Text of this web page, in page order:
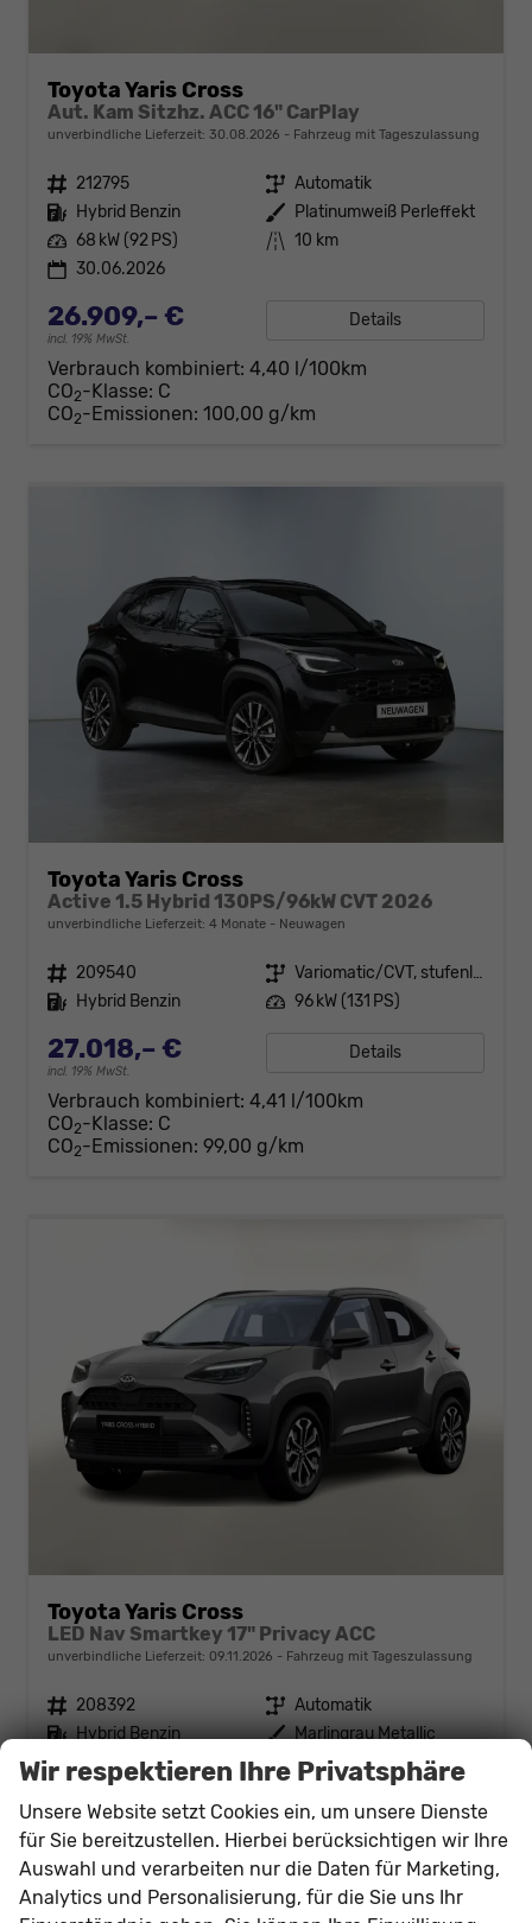
Toyota Yaris Cross
Aut. Kam Sitzhz. ACC 16" CarPlay
unverbindliche Lieferzeit: 30.08.2026 Fahrzeug mit Tageszulassung
Fahrzeugnr. 212795 Getriebe Automatik
Kraftstoff Hybrid Benzin Außenfarbe Platinumweiß Perleffekt
Leistung 68 kW (92 PS) Kilometerstand 10 km
30.06.2026
26.909,– €
incl. 19% MwSt.
Details
Verbrauch kombiniert: 4,40 l/100km
CO2-Klasse: C
CO2-Emissionen: 100,00 g/km
Toyota Yaris Cross
Active 1.5 Hybrid 130PS/96kW CVT 2026
unverbindliche Lieferzeit: 4 Monate Neuwagen
Fahrzeugnr. 209540 Getriebe
Variomatic/CVT, stufenlos
Kraftstoff Hybrid Benzin Leistung 96 kW (131 PS)
27.018,– €
incl. 19% MwSt.
Details
Verbrauch kombiniert: 4,41 l/100km
CO2-Klasse: C
CO2-Emissionen: 99,00 g/km
Toyota Yaris Cross
LED Nav Smartkey 17" Privacy ACC
unverbindliche Lieferzeit: 09.11.2026 Fahrzeug mit Tageszulassung
Fahrzeugnr. 208392 Getriebe Automatik
Kraftstoff Hybrid Benzin Außenfarbe Marlingrau Metallic
Leistung 68 kW (92 PS) Kilometerstand 10 km
31.07.2026
27.424,– €
incl. 19% MwSt.
Details
Verbrauch kombiniert:4,40 l/100km
CO
Wir respektieren Ihre Privatsphäre
Unsere Website setzt Cookies ein, um unsere Dienste
für Sie bereitzustellen. Hierbei berücksichtigen wir Ihre
Auswahl und verarbeiten nur die Daten für Marketing,
Analytics und Personalisierung, für die Sie uns Ihr